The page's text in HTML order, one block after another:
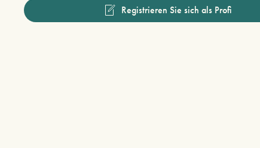
Registrieren Sie sich als Profi